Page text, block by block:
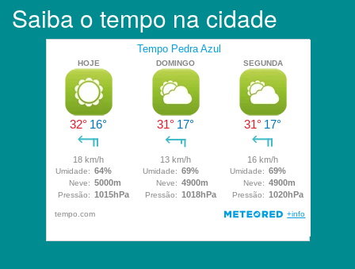
Saiba o tempo na cidade